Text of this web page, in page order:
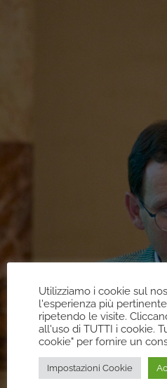
Utilizziamo i cookie sul
l'esperienza più
ripetendo le visite.
all'uso di TUTTI i cookie.
cookie" per fornire un
Impostazioni Cookie